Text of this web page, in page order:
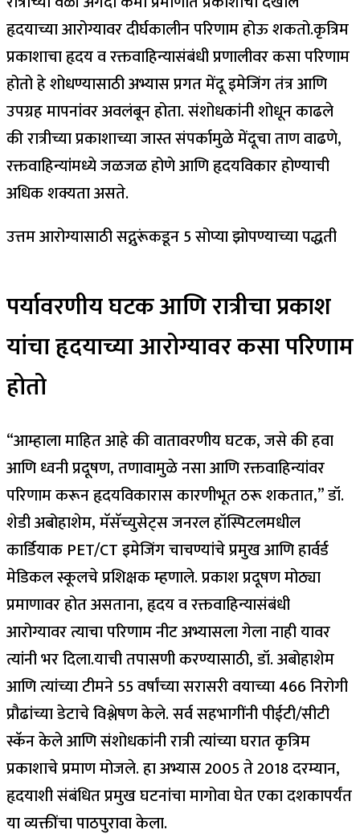
हृदयाच्या आरोग्यावर दीर्घकालीन परिणाम होऊ शकतो.कृत्रिम
प्रकाशाचा हृदय व रक्तवाहिन्यासंबंधी प्रणालीवर कसा परिणाम
होतो हे शोधण्यासाठी अभ्यास प्रगत मेंदू इमेजिंग तंत्र आणि
उपग्रह मापनांवर अवलंबून होता. संशोधकांनी शोधून काढले
की रात्रीच्या प्रकाशाच्या जास्त संपर्कामुळे मेंदूचा ताण वाढणे,
रक्तवाहिन्यांमध्ये जळजळ होणे आणि हृदयविकार होण्याची
अधिक शक्यता असते.
उत्तम आरोग्यासाठी सद्गुरूंकडून 5 सोप्या झोपण्याच्या पद्धती
पर्यावरणीय घटक आणि रात्रीचा प्रकाश
यांचा हृदयाच्या आरोग्यावर कसा परिणाम
होतो
“आम्हाला माहित आहे की वातावरणीय घटक, जसे की हवा
आणि ध्वनी प्रदूषण, तणावामुळे नसा आणि रक्तवाहिन्यांवर
परिणाम करून हृदयविकारास कारणीभूत ठरू शकतात,” डॉ.
शेडी अबोहाशेम, मॅसॅच्युसेट्स जनरल हॉस्पिटलमधील
कार्डियाक PET/CT इमेजिंग चाचण्यांचे प्रमुख आणि हार्वर्ड
मेडिकल स्कूलचे प्रशिक्षक म्हणाले. प्रकाश प्रदूषण मोठ्या
प्रमाणावर होत असताना, हृदय व रक्तवाहिन्यासंबंधी
आरोग्यावर त्याचा परिणाम नीट अभ्यासला गेला नाही यावर
त्यांनी भर दिला.याची तपासणी करण्यासाठी, डॉ. अबोहाशेम
आणि त्यांच्या टीमने 55 वर्षांच्या सरासरी वयाच्या 466 निरोगी
प्रौढांच्या डेटाचे विश्लेषण केले. सर्व सहभागींनी पीईटी/सीटी
स्कॅन केले आणि संशोधकांनी रात्री त्यांच्या घरात कृत्रिम
प्रकाशाचे प्रमाण मोजले. हा अभ्यास 2005 ते 2018 दरम्यान,
हृदयाशी संबंधित प्रमुख घटनांचा मागोवा घेत एका दशकापर्यंत
या व्यक्तींचा पाठपुरावा केला.